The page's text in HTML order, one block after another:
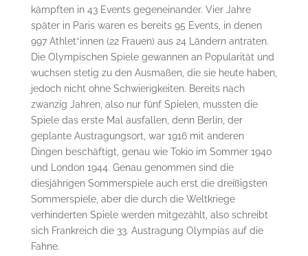
kämpften in 43 Events gegeneinander. Vier Jahre
später in Paris waren es bereits 95 Events, in denen
997 Athlet*innen (22 Frauen) aus 24 Ländern antraten.
Die Olympischen Spiele gewannen an Popularität und
wuchsen stetig zu den Ausmaßen, die sie heute haben,
jedoch nicht ohne Schwierigkeiten. Bereits nach
zwanzig Jahren, also nur fünf Spielen, mussten die
Spiele das erste Mal ausfallen, denn Berlin, der
geplante Austragungsort, war 1916 mit anderen
Dingen beschäftigt, genau wie Tokio im Sommer 1940
und London 1944. Genau genommen sind die
diesjährigen Sommerspiele auch erst die dreißigsten
Sommerspiele, aber die durch die Weltkriege
verhinderten Spiele werden mitgezählt, also schreibt
sich Frankreich die 33. Austragung Olympias auf die
Fahne.